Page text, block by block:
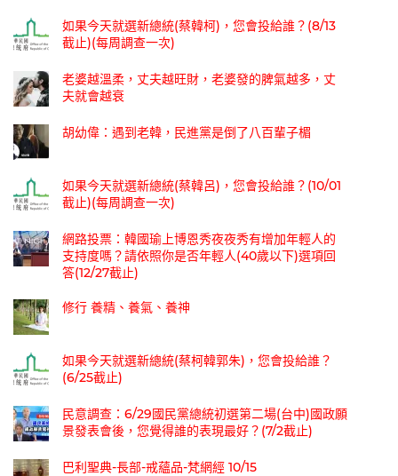
如果今天就選新總統(蔡韓柯)，您會投給誰？(8/13
截止)(每周調查一次)
老婆越溫柔，丈夫越旺財，老婆發的脾氣越多，丈
夫就會越衰
胡幼偉：遇到老韓，民進黨是倒了八百輩子楣
如果今天就選新總統(蔡韓呂)，您會投給誰？(10/01
截止)(每周調查一次)
網路投票：韓國瑜上博恩秀夜夜秀有增加年輕人的
支持度嗎？請依照你是否年輕人(40歲以下)選項回
答(12/27截止)
修行 養精、養氣、養神
如果今天就選新總統(蔡柯韓郭朱)，您會投給誰？
(6/25截止)
民意調查：6/29國民黨總統初選第二場(台中)國政願
景發表會後，您覺得誰的表現最好？(7/2截止)
巴利聖典-長部-戒蘊品-梵網經 10/15